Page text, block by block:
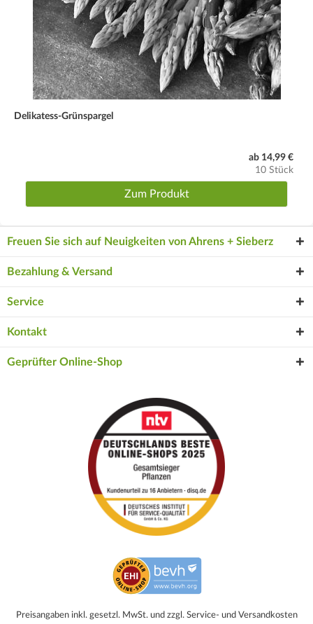
Delikatess-Grünspargel
ab 14,99 €
10 Stück
Zum Produkt
Freuen Sie sich auf Neuigkeiten von Ahrens + Sieberz
Bezahlung & Versand
Service
Kontakt
Geprüfter Online-Shop
Preisangaben inkl. gesetzl. MwSt. und zzgl. Service- und Versandkosten